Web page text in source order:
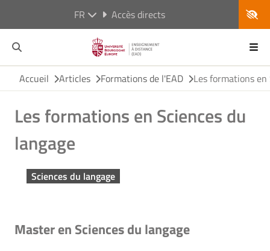
FR Accès directs
Accueil Articles Formations de l'EAD Les formations en
Les formations en Sciences du
langage
Sciences du langage
Master en Sciences du langage